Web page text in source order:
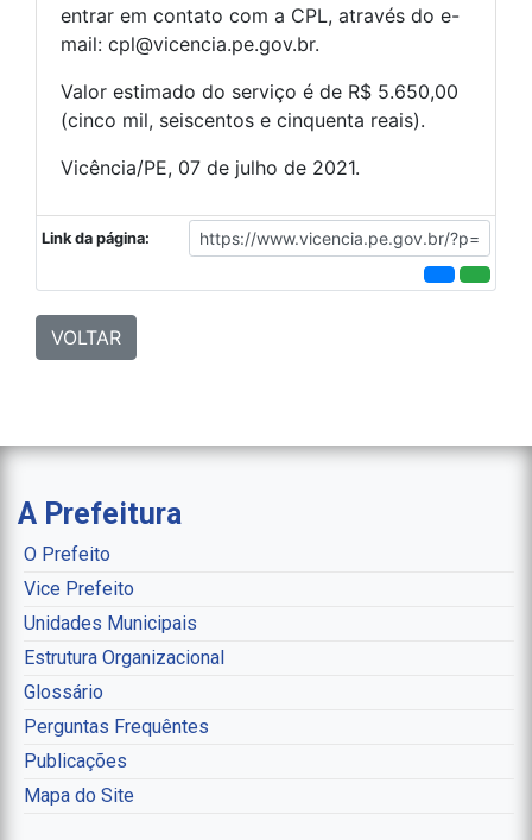
entrar em contato com a CPL, através do e-
mail: cpl@vicencia.pe.gov.br.
Valor estimado do serviço é de R$ 5.650,00
(cinco mil, seiscentos e cinquenta reais).
Vicência/PE, 07 de julho de 2021.
Link da página:
VOLTAR
A Prefeitura
O Prefeito
Vice Prefeito
Unidades Municipais
Estrutura Organizacional
Glossário
Perguntas Frequêntes
Publicações
Mapa do Site